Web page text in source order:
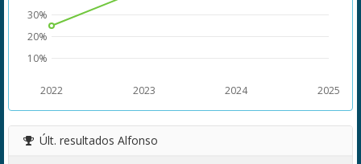
2022 2023 2024 2025
10%
20%
30%
Últ. resultados Alfonso